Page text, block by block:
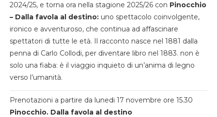
2024/25, e torna ora nella stagione 2025/26 con Pinocchio
– Dalla favola al destino: uno spettacolo coinvolgente,
ironico e avventuroso, che continua ad affascinare
spettatori di tutte le età. Il racconto nasce nel 1881 dalla
penna di Carlo Collodi, per diventare libro nel 1883. non è
solo una fiaba: è il viaggio inquieto di un’anima di legno
verso l’umanità.
Prenotazioni a partire da lunedi 17 novembre ore 15.30
Pinocchio. Dalla favola al destino